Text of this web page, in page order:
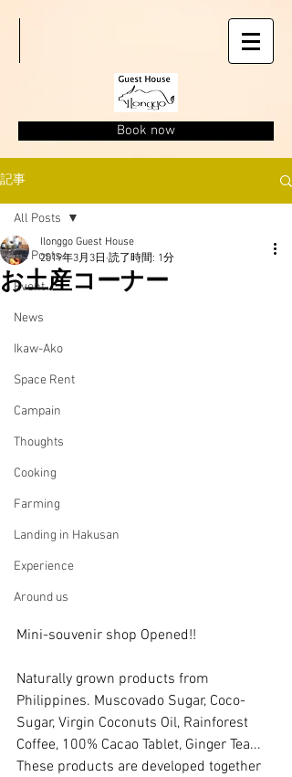
Book now
記事
All Posts
Event
News
Ikaw-Ako
Space Rent
Campain
Thoughts
Cooking
Farming
Landing in Hakusan
Experience
Around us
All Posts
お土産コーナー
Ilonggo Guest House
2019年3月3日 読了時間: 1分
Mini-souvenir shop Opened!!
Naturally grown products from
Philippines. Muscovado Sugar, Coco-
Sugar, Virgin Coconuts Oil, Rainforest
Coffee, 100% Cacao Tablet, Ginger Tea...
These products are developed together